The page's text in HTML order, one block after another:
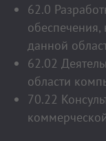
62.0
обеспечения,
данной
62.02
области
70.22